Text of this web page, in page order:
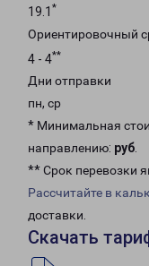
19.1 *
Ориентировочный
4 - 4**
Дни отправки
пн, ср
* Минимальная
направлению: руб.
** Срок перевозки
Рассчитайте в
доставки.
Скачать